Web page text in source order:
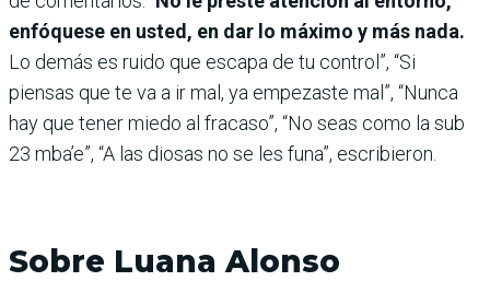
enfóquese en usted, en dar lo máximo y más nada.
Lo demás es ruido que escapa de tu control”, “Si
piensas que te va a ir mal, ya empezaste mal”, “Nunca
hay que tener miedo al fracaso”, “No seas como la sub
23 mba’e”, “A las diosas no se les funa”, escribieron.
Sobre Luana Alonso